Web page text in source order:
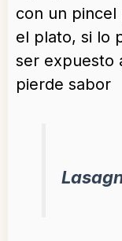
con un pincel
el plato, si lo
ser expuesto
pierde sabor